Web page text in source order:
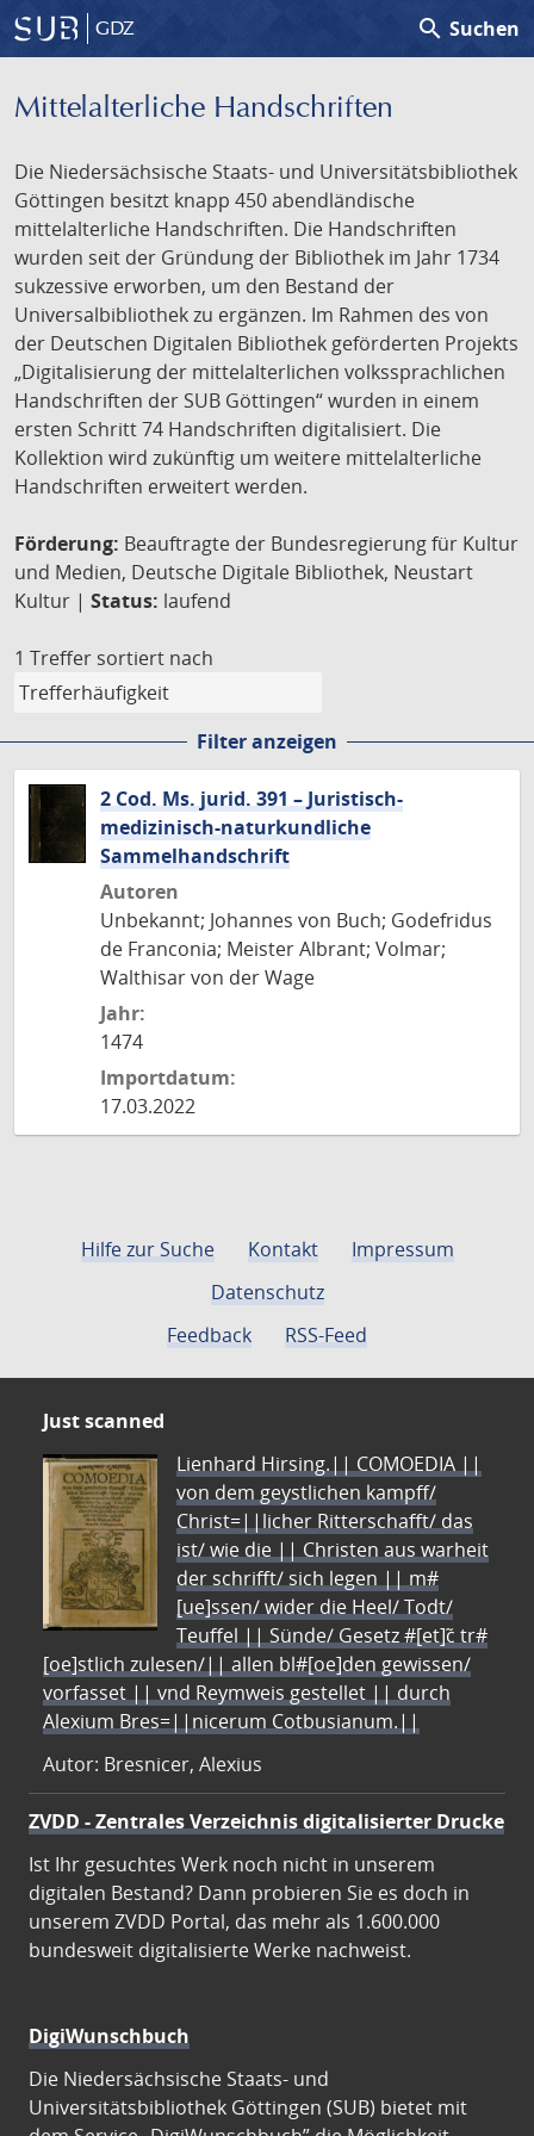
GDZ search Suchen
Mittelalterliche Handschriften
Die Niedersächsische Staats- und Universitätsbibliothek
Göttingen besitzt knapp 450 abendländische
mittelalterliche Handschriften. Die Handschriften
wurden seit der Gründung der Bibliothek im Jahr 1734
sukzessive erworben, um den Bestand der
Universalbibliothek zu ergänzen. Im Rahmen des von
der Deutschen Digitalen Bibliothek geförderten Projekts
„Digitalisierung der mittelalterlichen volkssprachlichen
Handschriften der SUB Göttingen“ wurden in einem
ersten Schritt 74 Handschriften digitalisiert. Die
Kollektion wird zukünftig um weitere mittelalterliche
Handschriften erweitert werden.
Förderung: Beauftragte der Bundesregierung für Kultur
und Medien, Deutsche Digitale Bibliothek, Neustart
Kultur | Status: laufend
1 Treffer sortiert nach
Filter anzeigen
2 Cod. Ms. jurid. 391 – Juristisch-
medizinisch-naturkundliche
Sammelhandschrift
Autoren
Unbekannt; Johannes von Buch; Godefridus
de Franconia; Meister Albrant; Volmar;
Walthisar von der Wage
Jahr:
1474
Importdatum:
17.03.2022
Hilfe zur Suche Kontakt
Impressum
Datenschutz
Feedback
RSS-Feed
Just scanned
Lienhard Hirsing.|| COMOEDIA ||
von dem geystlichen kampff/
Christ=||licher Ritterschafft/ das
ist/ wie die || Christen aus warheit
der schrifft/ sich legen || m#
[ue]ssen/ wider die Heel/ Todt/
Teuffel || Sünde/ Gesetz #[et]c̃ tr#
[oe]stlich zulesen/|| allen bl#[oe]den gewissen/
vorfasset || vnd Reymweis gestellet || durch
Alexium Bres=||nicerum Cotbusianum.||
Autor: Bresnicer, Alexius
ZVDD - Zentrales Verzeichnis digitalisierter Drucke
Ist Ihr gesuchtes Werk noch nicht in unserem
digitalen Bestand? Dann probieren Sie es doch in
unserem ZVDD Portal, das mehr als 1.600.000
bundesweit digitalisierte Werke nachweist.
DigiWunschbuch
Die Niedersächsische Staats- und
Universitätsbibliothek Göttingen (SUB) bietet mit